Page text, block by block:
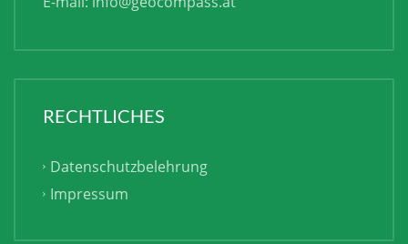
RECHTLICHES
Datenschutzbelehrung
Impressum